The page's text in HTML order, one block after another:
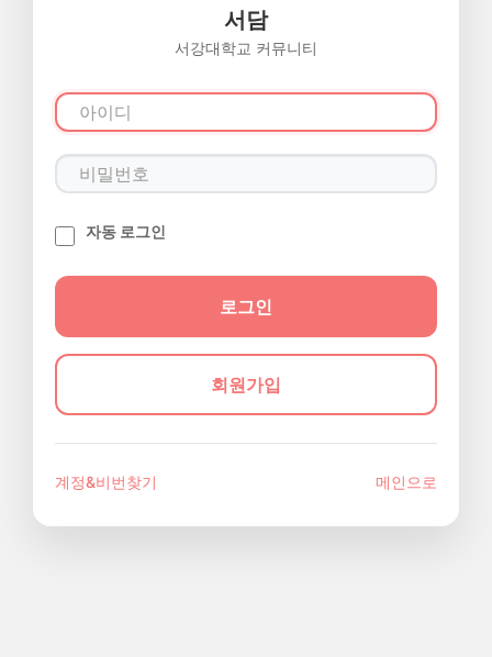
서담
서강대학교 커뮤니티
자동 로그인
회원가입
계정&비번찾기 메인으로